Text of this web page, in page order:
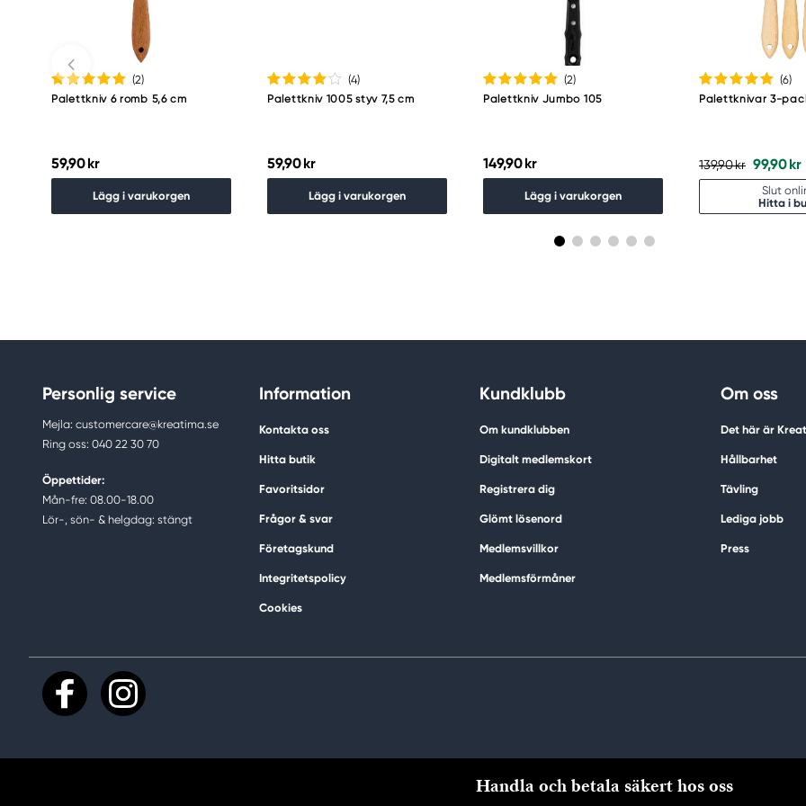
(2)
Palettkniv 6 romb 5,6 cm
59,90 kr
Lägg i varukorgen
(4)
Palettkniv 1005 styv 7,5 cm
59,90 kr
Lägg i varukorgen
(2)
Palettkniv Jumbo 105
149,90 kr
Lägg i varukorgen
(6)
Palettknivar 3-
139,90 kr 99,90 kr
Slut
Hitta i
Personlig service
Mejla: customercare@kreatima.se
Ring oss: 040 22 30 70
Öppettider:
Mån-fre: 08.00-18.00
Lör-, sön- & helgdag: stängt
Information
Kontakta oss
Hitta butik
Favoritsidor
Frågor & svar
Företagskund
Integritetspolicy
Cookies
Kundklubb
Om kundklubben
Digitalt medlemskort
Registrera dig
Glömt lösenord
Medlemsvillkor
Medlemsförmåner
Om oss
Det här är
Hållbarhet
Tävling
Lediga jobb
Press
Handla och betala säkert hos oss